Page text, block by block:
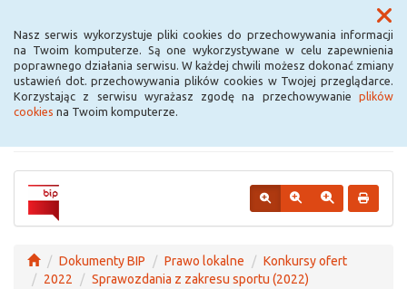
Nasz serwis wykorzystuje pliki cookies do przechowywania informacji
na Twoim komputerze. Są one wykorzystywane w celu zapewnienia
poprawnego działania serwisu. W każdej chwili możesz dokonać zmiany
ustawień dot. przechowywania plików cookies w Twojej przeglądarce.
Korzystając z serwisu wyrażasz zgodę na przechowywanie plików
cookies na Twoim komputerze.
Menu
Urząd Miejski w
Krośniewicach
Dokumenty BIP Prawo lokalne
Konkursy ofert
2022
Sprawozdania z zakresu sportu (2022)